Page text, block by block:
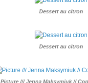
Dessert au citron
Dessert au citron
Picture /// Jenna Maksymiuk //